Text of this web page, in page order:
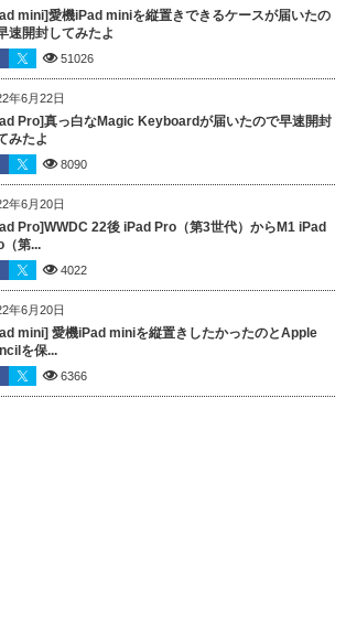
mini]愛機iPad miniを縦置きできるケースが届いたの
速開封してみたよ
51026
年6月22日
Pro]真っ白なMagic Keyboardが届いたので早速開封
みたよ
8090
年6月20日
Pro]WWDC 22後 iPad Pro（第3世代）からM1 iPad
（第...
4022
年6月20日
mini] 愛機iPad miniを縦置きしたかったのとApple
を保...
6366